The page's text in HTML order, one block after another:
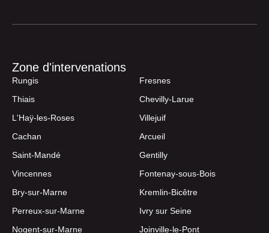
Zone d'intervenations
Rungis
Fresnes
Thiais
Chevilly-Larue
L'Haÿ-les-Roses
Villejuif
Cachan
Arcueil
Saint-Mandé
Gentilly
Vincennes
Fontenay-sous-Bois
Bry-sur-Marne
Kremlin-Bicêtre
Perreux-sur-Marne
Ivry sur Seine
Nogent-sur-Marne
Joinville-le-Pont